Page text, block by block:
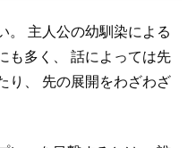
。
主人公の幼馴染による
も多く、
話によっては先
り、
先の展開をわざわざ